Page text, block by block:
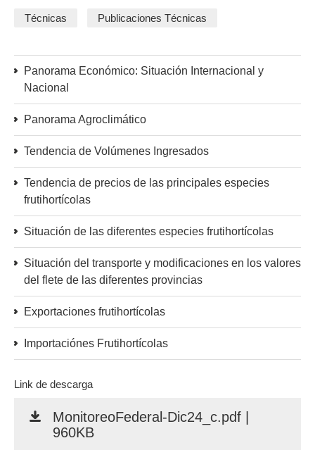
Técnicas Publicaciones Técnicas
Panorama Económico: Situación Internacional y
Nacional
Panorama Agroclimático
Tendencia de Volúmenes Ingresados
Tendencia de precios de las principales especies
frutihortícolas
Situación de las diferentes especies frutihortícolas
Situación del transporte y modificaciones en los valores
del flete de las diferentes provincias
Exportaciones frutihortícolas
Importaciónes Frutihortícolas
Link de descarga
MonitoreoFederal-Dic24_c.pdf |
960KB